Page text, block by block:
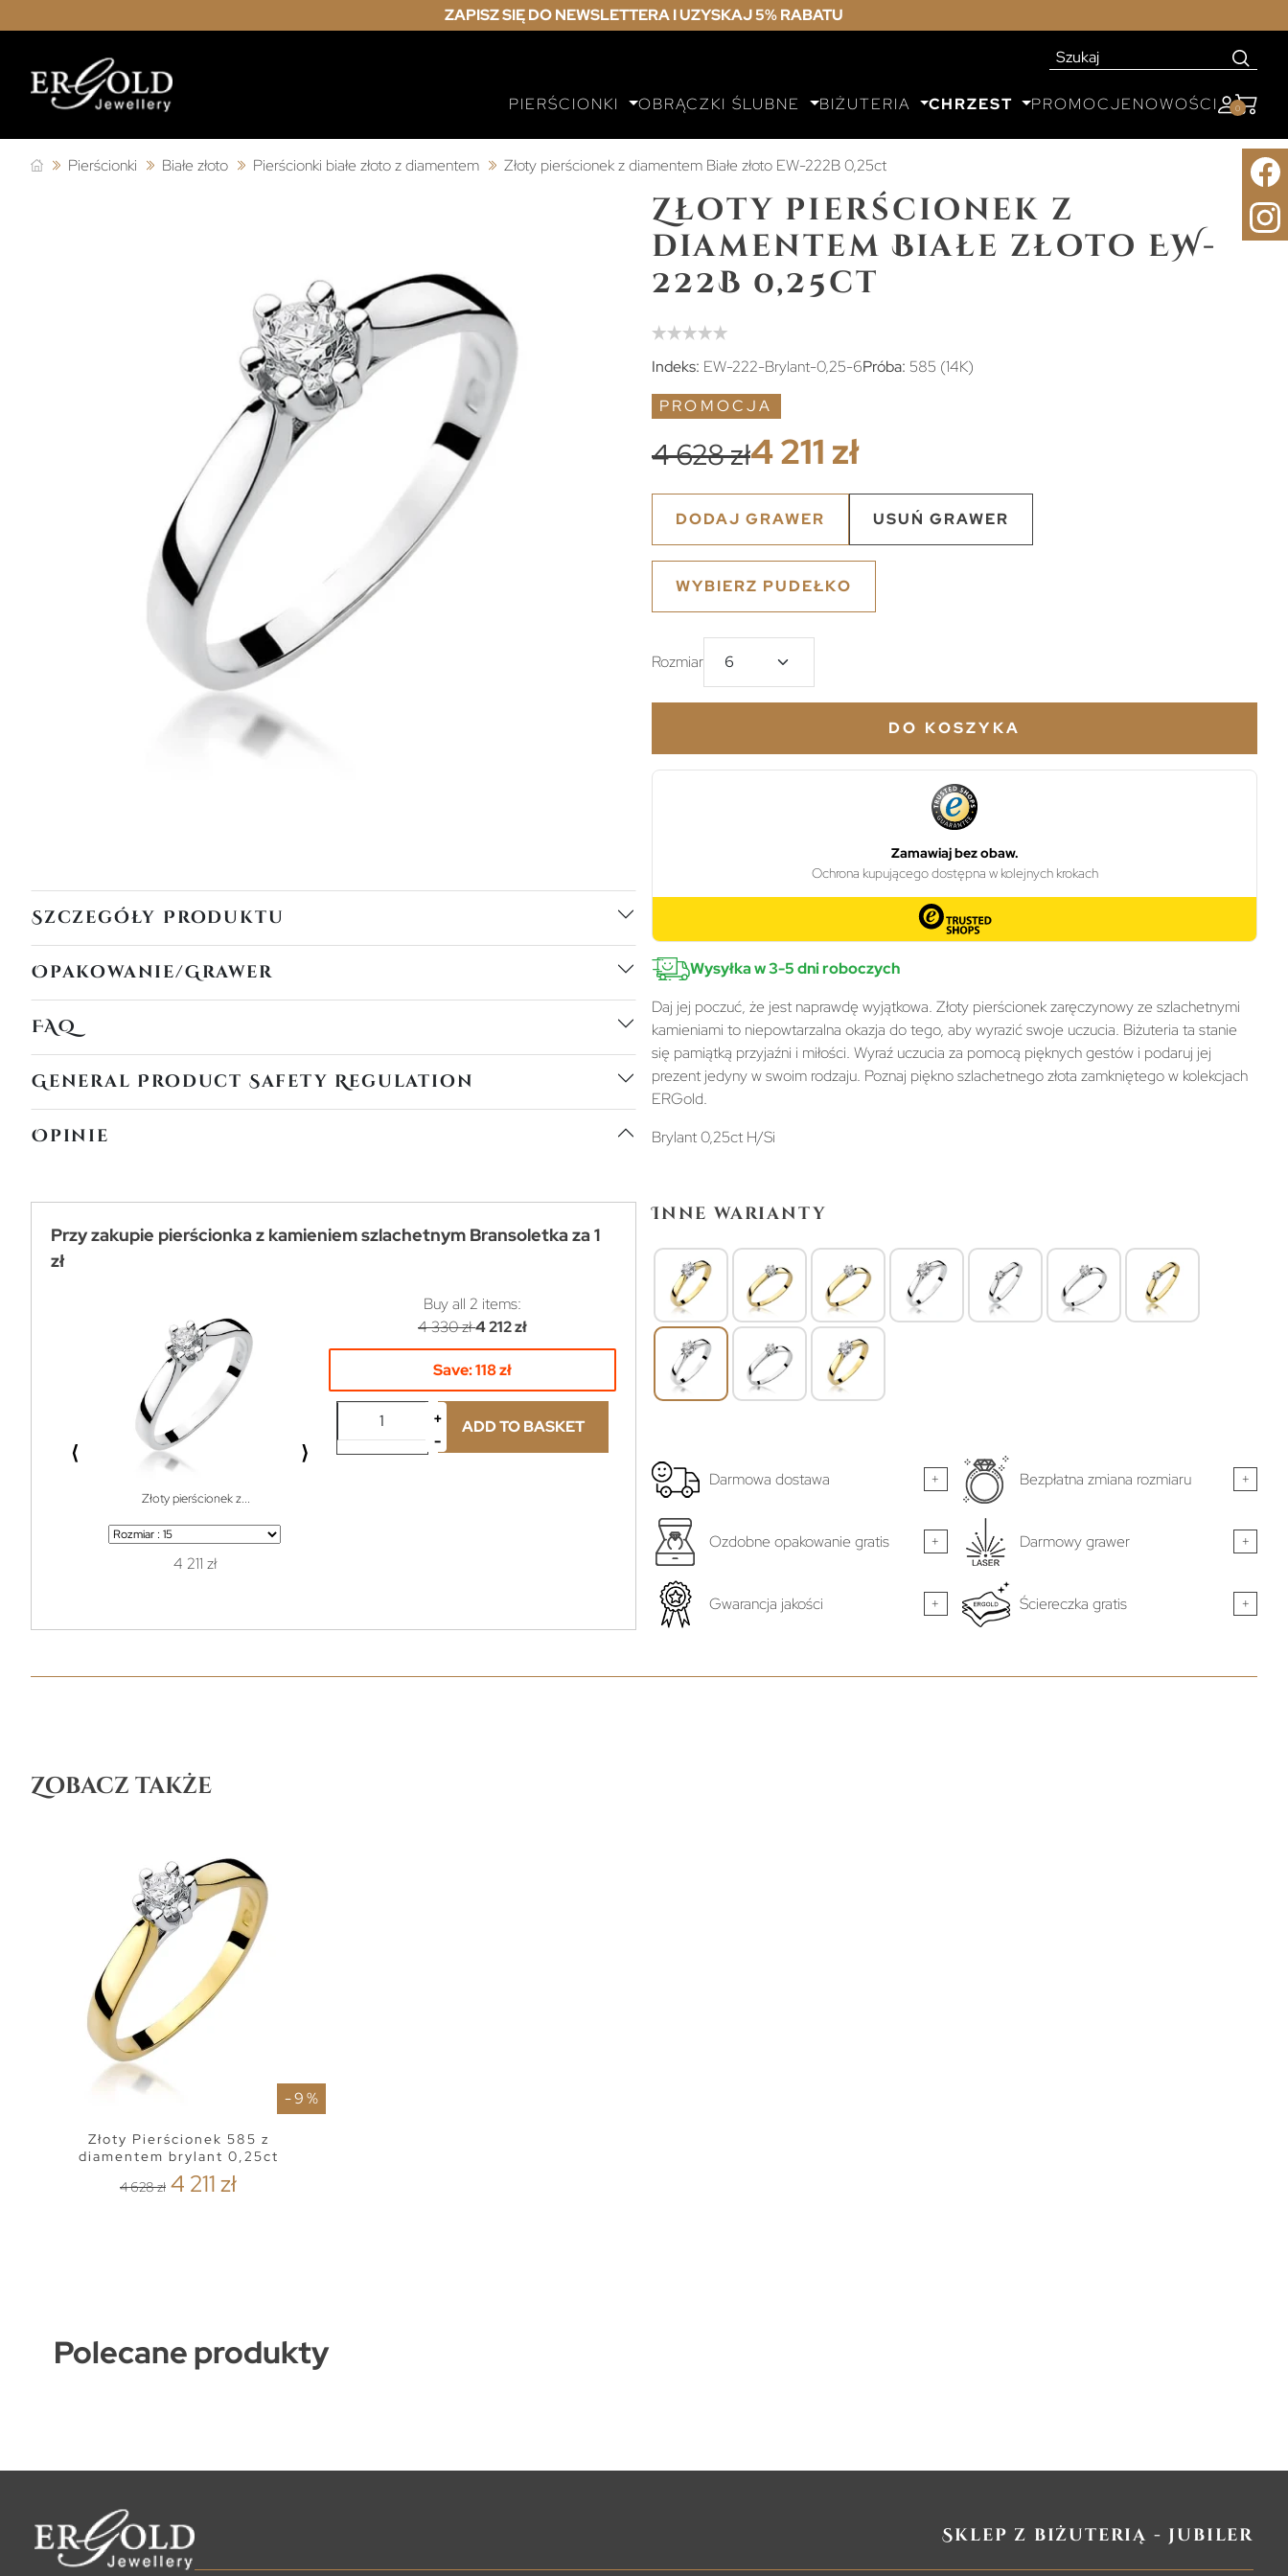
ZAPISZ SIĘ DO NEWSLETTERA I UZYSKAJ 5% RABATU
PIERŚCIONKI OBRĄCZKI ŚLUBNE BIŻUTERIA CHRZEST PROMOCJENOWOŚCI 0
Pierścionki Białe złoto Pierścionki białe złoto z diamentem Złoty pierścionek z diamentem Białe złoto EW-222B 0,25ct
Szczegóły Produktu
Opakowanie/Grawer
FAQ
General Product Safety Regulation
Opinie
Przy zakupie pierścionka z kamieniem szlachetnym Bransoletka za 1
zł
⟨
Złoty pierścionek z...
4 211 zł
⟩
Buy all 2 items:
4 330 zł4 212 zł
Save:118 zł
ADD TO BASKET
Złoty pierścionek z
diamentem Białe złoto EW-
222B 0,25ct
Indeks: EW-222-Brylant-0,25-6Próba: 585 (14K)
PROMOCJA
4 628 zł4 211 zł
DODAJ GRAWER USUŃ GRAWER
WYBIERZ PUDEŁKO
Rozmiar
DO KOSZYKA
Wysyłka w 3-5 dni roboczych
Daj jej poczuć, że jest naprawdę wyjątkowa. Złoty pierścionek zaręczynowy ze szlachetnymi
kamieniami to niepowtarzalna okazja do tego, aby wyrazić swoje uczucia. Biżuteria ta stanie
się pamiątką przyjaźni i miłości. Wyraź uczucia za pomocą pięknych gestów i podaruj jej
prezent jedyny w swoim rodzaju. Poznaj piękno szlachetnego złota zamkniętego w kolekcjach
ERGold.
Brylant 0,25ct H/Si
Inne warianty
Darmowa dostawa + Bezpłatna zmiana rozmiaru +
Ozdobne opakowanie gratis + Darmowy grawer +
Gwarancja jakości + Ściereczka gratis +
Zobacz także
- 9 %
Złoty Pierścionek 585 z
diamentem brylant 0,25ct
4 628 zł 4 211 zł
Polecane produkty
Sklep z biżuterią - jubiler